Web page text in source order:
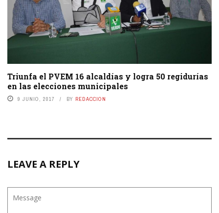
Triunfa el PVEM 16 alcaldías y logra 50 regidurías
en las elecciones municipales
9 JUNIO, 2017 BY REDACCION
LEAVE A REPLY